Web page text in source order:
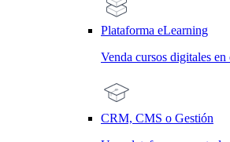
Plataforma eLearning
Venda cursos digitales
CRM, CMS o Gestión